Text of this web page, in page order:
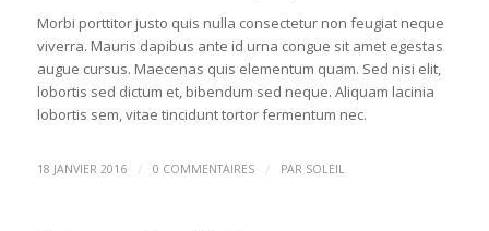
Morbi porttitor justo quis nulla consectetur non feugiat neque
viverra. Mauris dapibus ante id urna congue sit amet egestas
augue cursus. Maecenas quis elementum quam. Sed nisi elit,
lobortis sed dictum et, bibendum sed neque. Aliquam lacinia
lobortis sem, vitae tincidunt tortor fermentum nec.
18 JANVIER 2016 / 0 COMMENTAIRES / PAR SOLEIL